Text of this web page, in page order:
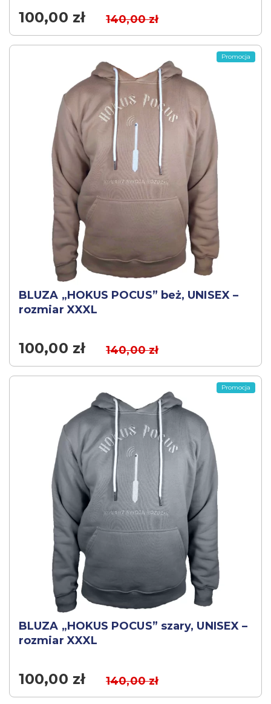
100,00 zł 140,00zł
BLUZA „HOKUS POCUS” beż, UNISEX –
rozmiar XXXL
Promocja
100,00 zł 140,00zł
BLUZA „HOKUS POCUS” szary, UNISEX –
rozmiar XXXL
Promocja
100,00 zł 140,00zł